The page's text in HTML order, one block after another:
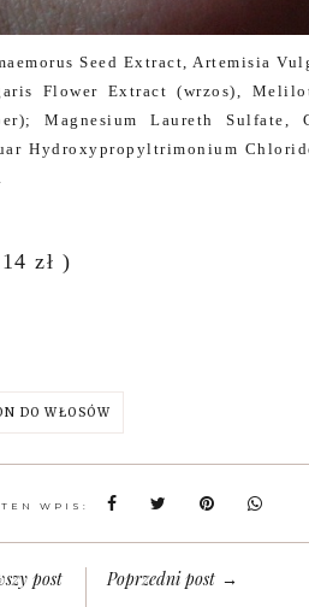
Seed Extract, Artemisia
Flower Extract (wrzos),
Magnesium Laureth Sulfate,
Hydroxypropyltrimonium
zł )
DO WŁOSÓW
TEN WPIS:
post Poprzedni post→